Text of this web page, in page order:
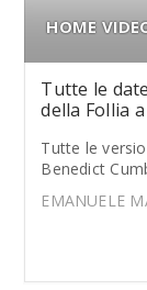
HOME
Tutte le
della Follia
Tutte le
Benedict
EMANUELE